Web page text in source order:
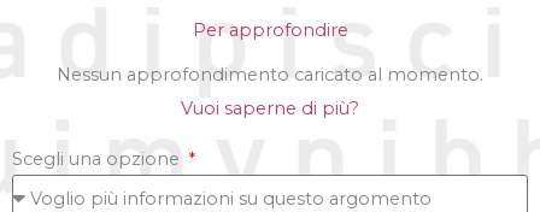
Per approfondire
Nessun approfondimento caricato al momento.
Vuoi saperne di più?
Scegli una opzione